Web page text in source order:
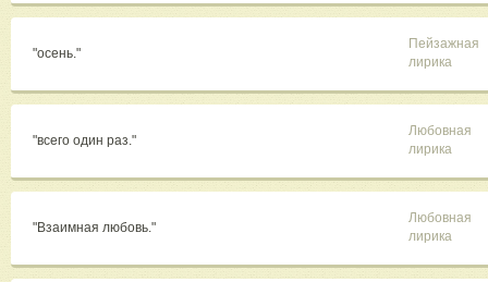
"осень."
Пейзажная
лирика
"всего один раз."
Любовная
лирика
"Взаимная любовь."
Любовная
лирика